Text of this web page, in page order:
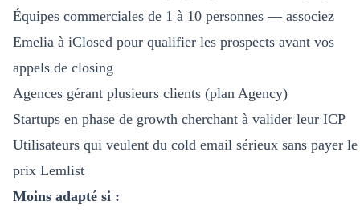
Équipes commerciales de 1 à 10 personnes — associez
Emelia à iClosed pour qualifier les prospects avant vos
appels de closing
Agences gérant plusieurs clients (plan Agency)
Startups en phase de growth cherchant à valider leur ICP
Utilisateurs qui veulent du cold email sérieux sans payer le
prix Lemlist
Moins adapté si :